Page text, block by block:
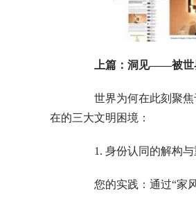
上篇：洞见——被世
世界为何在此刻聚焦
在的三大文明困境：
1. 身份认同的解构与
您的实践：通过“家风-